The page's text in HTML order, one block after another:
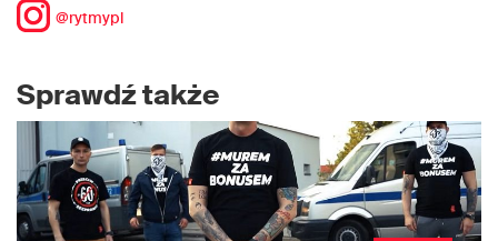
@rytmypl
Sprawdź także